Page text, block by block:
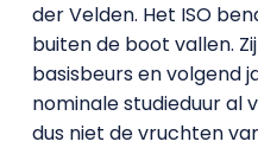
der Velden. Het ISO
buiten de boot vallen.
basisbeurs en volgend
nominale studieduur al
dus niet de vruchten